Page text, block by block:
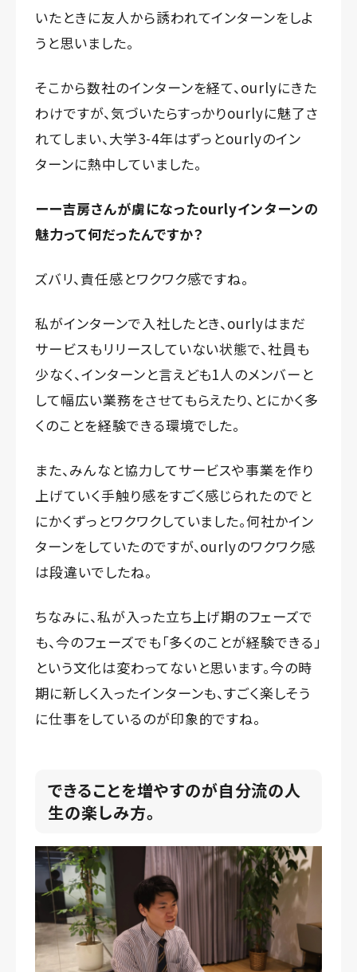
いたときに友人から誘われてインターンをしよ
うと思いました。
そこから数社のインターンを経て、ourlyにきた
わけですが、気づいたらすっかりourlyに魅了さ
れてしまい、大学3-4年はずっとourlyのイン
ターンに熱中していました。
ーー吉房さんが虜になったourlyインターンの
魅力って何だったんですか？
ズバリ、責任感とワクワク感ですね。
私がインターンで入社したとき、ourlyはまだ
サービスもリリースしていない状態で、社員も
少なく、インターンと言えども1人のメンバーと
して幅広い業務をさせてもらえたり、とにかく多
くのことを経験できる環境でした。
また、みんなと協力してサービスや事業を作り
上げていく手触り感をすごく感じられたのでと
にかくずっとワクワクしていました。何社かイン
ターンをしていたのですが、ourlyのワクワク感
は段違いでしたね。
ちなみに、私が入った立ち上げ期のフェーズで
も、今のフェーズでも「多くのことが経験できる」
という文化は変わってないと思います。今の時
期に新しく入ったインターンも、すごく楽しそう
に仕事をしているのが印象的ですね。
できることを増やすのが自分流の人
生の楽しみ方。